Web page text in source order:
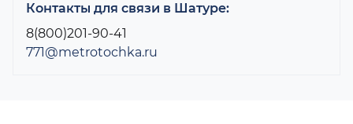
Контакты для связи в Шатуре:
8(800)201-90-41
771@metrotochka.ru